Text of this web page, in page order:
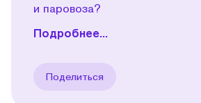
и паровоза?
Подробнее...
Поделиться